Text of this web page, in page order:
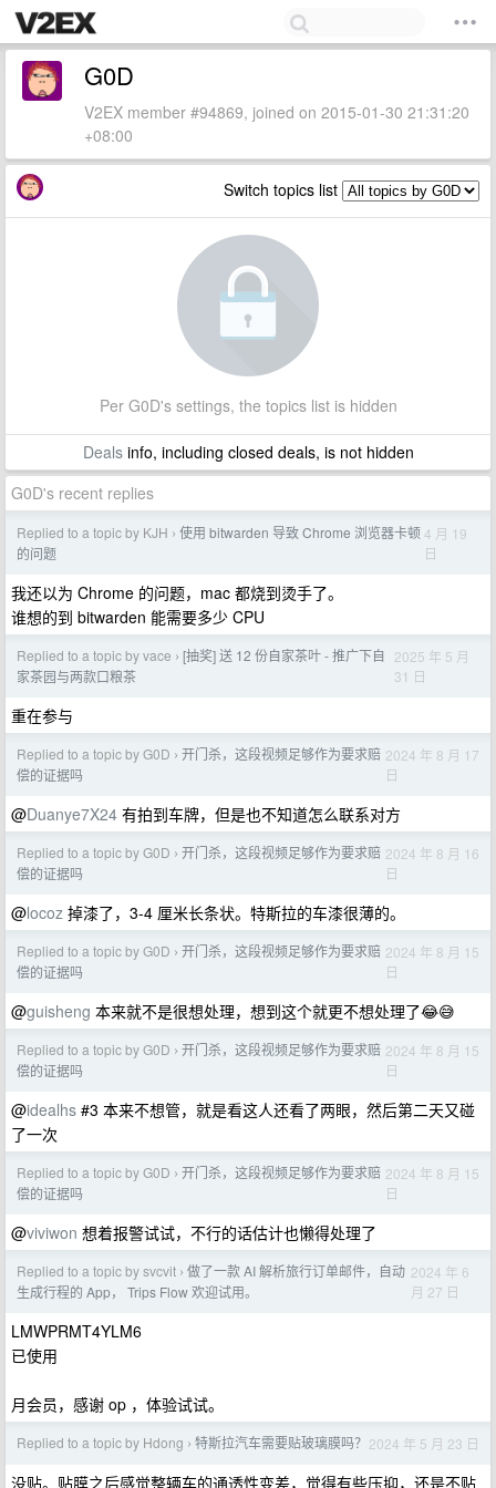
G0D
V2EX member #94869, joined on 2015-01-30 21:31:20
+08:00
Switch topics list
Per G0D's settings, the topics list is hidden
Dealsinfo, including closed deals, is not hidden
G0D's recent replies
Replied to a topic by KJH › 使用 bitwarden 导致 Chrome 浏览器卡顿
的问题
4 月 19
日
我还以为 Chrome 的问题，mac 都烧到烫手了。
谁想的到 bitwarden 能需要多少 CPU
Replied to a topic by vace › [抽奖] 送 12 份自家茶叶 - 推广下自
家茶园与两款口粮茶
2025 年 5 月
31 日
重在参与
Replied to a topic by G0D › 开门杀，这段视频足够作为要求赔
偿的证据吗
2024 年 8 月 17
日
@Duanye7X24 有拍到车牌，但是也不知道怎么联系对方
Replied to a topic by G0D › 开门杀，这段视频足够作为要求赔
偿的证据吗
2024 年 8 月 16
日
@locoz 掉漆了，3-4 厘米长条状。特斯拉的车漆很薄的。
Replied to a topic by G0D › 开门杀，这段视频足够作为要求赔
偿的证据吗
2024 年 8 月 15
日
@guisheng 本来就不是很想处理，想到这个就更不想处理了😂😅
Replied to a topic by G0D › 开门杀，这段视频足够作为要求赔
偿的证据吗
2024 年 8 月 15
日
@idealhs #3 本来不想管，就是看这人还看了两眼，然后第二天又碰
了一次
Replied to a topic by G0D › 开门杀，这段视频足够作为要求赔
偿的证据吗
2024 年 8 月 15
日
@viviwon 想着报警试试，不行的话估计也懒得处理了
Replied to a topic by svcvit › 做了一款 AI 解析旅行订单邮件，自动
生成行程的 App， Trips Flow 欢迎试用。
2024 年 6
月 27 日
LMWPRMT4YLM6
已使用
月会员，感谢 op ，体验试试。
Replied to a topic by Hdong › 特斯拉汽车需要贴玻璃膜吗？ 2024 年 5 月 23 日
没贴。贴膜之后感觉整辆车的通透性变差，觉得有些压抑，还是不贴